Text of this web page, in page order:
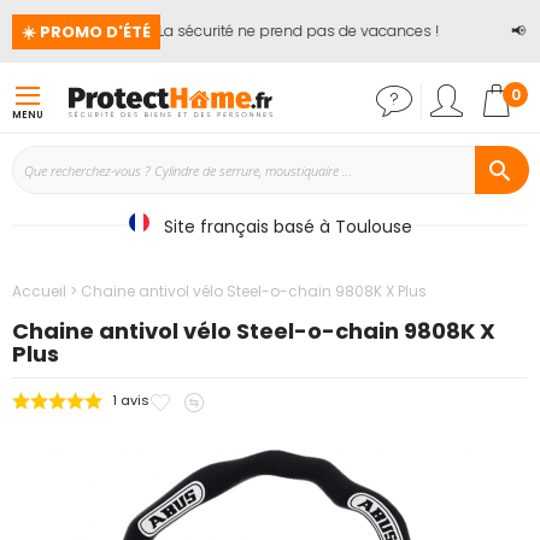
☀️ PROMO D'ÉTÉ🏖️ La sécurité ne prend pas de vacances ! 📢
MENU
0
Site français basé à Toulouse
Accueil Chaine antivol vélo Steel-o-chain 9808K X Plus
Chaine antivol vélo Steel-o-chain 9808K X
Plus
1 avis
Ajouter
favoris
comparateur